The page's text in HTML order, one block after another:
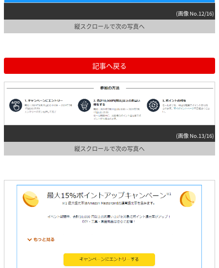
(画像 No.12/16)
縦スクロールで次の写真へ
記事へ戻る
(画像 No.13/16)
縦スクロールで次の写真へ